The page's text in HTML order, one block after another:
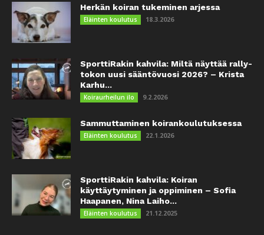
Herkän koiran tukeminen arjessa
Eläinten koulutus 18.3.2026
SporttiRakin kahvila: Miltä näyttää rally-
tokon uusi sääntövuosi 2026? – Krista
Karhu...
Koiraurheilun ilo 9.2.2026
Sammuttaminen koirankoulutuksessa
Eläinten koulutus 22.1.2026
SporttiRakin kahvila: Koiran
käyttäytyminen ja oppiminen – Sofia
Haapanen, Nina Laiho...
Eläinten koulutus 21.12.2025